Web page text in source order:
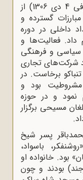
آیت‌الله نور‌الله نجفی اصفهانی (متوفی 4 دی 1306) از
گسترده و
داخلی در دوره
داد. فعالیت‌ها و
سیاسی و فرهنگی
شرکت‌های تجاری
تنباکو برخاست. در
بود و
نمود و در حوزه
مسیحی برگزار
پسر شیخ
باسواد،
بود. خانواده او
بودند و چون